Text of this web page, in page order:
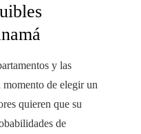
y las
momento de elegir un
quieren que su
de